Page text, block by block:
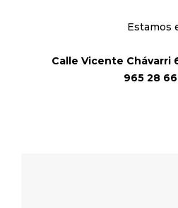
Estamos
Calle Vicente Chávarri
965 28